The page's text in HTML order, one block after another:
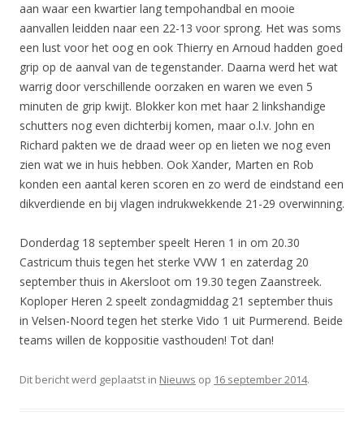
aan waar een kwartier lang tempohandbal en mooie
aanvallen leidden naar een 22-13 voor sprong. Het was soms
een lust voor het oog en ook Thierry en Arnoud hadden goed
grip op de aanval van de tegenstander. Daarna werd het wat
warrig door verschillende oorzaken en waren we even 5
minuten de grip kwijt. Blokker kon met haar 2 linkshandige
schutters nog even dichterbij komen, maar o.l.v. John en
Richard pakten we de draad weer op en lieten we nog even
zien wat we in huis hebben. Ook Xander, Marten en Rob
konden een aantal keren scoren en zo werd de eindstand een
dikverdiende en bij vlagen indrukwekkende 21-29 overwinning.
Donderdag 18 september speelt Heren 1 in om 20.30
Castricum thuis tegen het sterke VVW 1 en zaterdag 20
september thuis in Akersloot om 19.30 tegen Zaanstreek.
Koploper Heren 2 speelt zondagmiddag 21 september thuis
in Velsen-Noord tegen het sterke Vido 1 uit Purmerend. Beide
teams willen de koppositie vasthouden! Tot dan!
Dit bericht werd geplaatst in Nieuws op 16 september 2014.